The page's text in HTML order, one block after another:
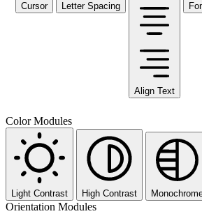
Cursor Letter Spacing
Align Text
Color Modules
Light Contrast High Contrast
Orientation Modules